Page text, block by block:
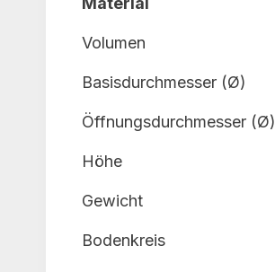
Volumen
Basisdurchmesser (Ø)
Öffnungsdurchmesser (Ø)
Höhe
Gewicht
Bodenkreis